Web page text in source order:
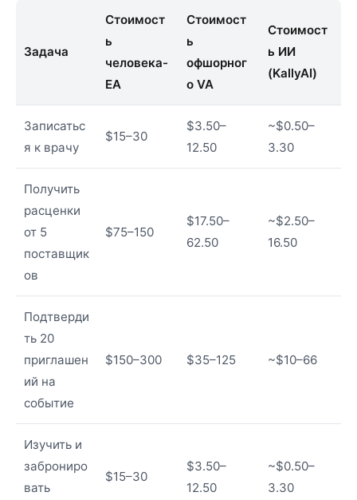
Задача
Стоимост
ь
человека-
EA
Стоимост
ь
офшорног
о VA
Стоимост
ь ИИ
(KallyAI)
Записатьс
я к врачу
$15–30
$3.50–
12.50
~$0.50–
3.30
Получить
расценки
от 5
поставщик
ов
$75–150
$17.50–
62.50
~$2.50–
16.50
Подтверди
ть 20
приглашен
ий на
событие
$150–300 $35–125 ~$10–66
Изучить и
заброниро
вать
$15–30
$3.50–
12.50
~$0.50–
3.30